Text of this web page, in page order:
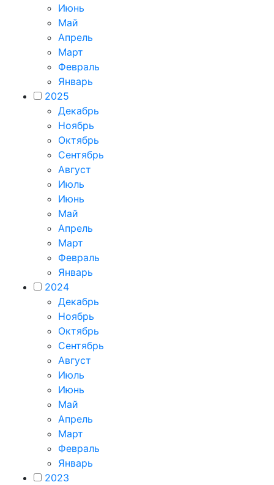
Июнь
Май
Апрель
Март
Февраль
Январь
2025
Декабрь
Ноябрь
Октябрь
Сентябрь
Август
Июль
Июнь
Май
Апрель
Март
Февраль
Январь
2024
Декабрь
Ноябрь
Октябрь
Сентябрь
Август
Июль
Июнь
Май
Апрель
Март
Февраль
Январь
2023